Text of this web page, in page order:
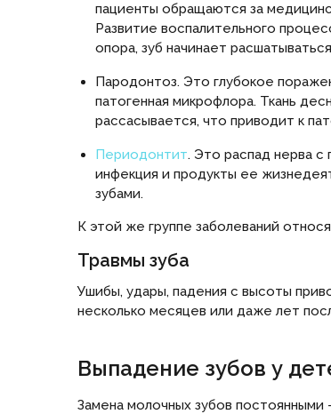
пациенты обращаются за
Развитие воспалительного
опора, зуб начинает
Пародонтоз. Это глубокое
патогенная микрофлора. Ткань
рассасывается, что приводит к
Периодонтит. Это распад нерва
инфекция и продукты ее
зубами.
К этой же группе заболеваний
Травмы зуба
Ушибы, удары, падения с высоты
несколько месяцев или даже лет
Выпадение зубов у
Замена молочных зубов постоянными